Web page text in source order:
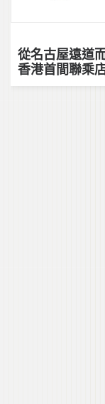
從名古屋遠道
香港首間聯乘